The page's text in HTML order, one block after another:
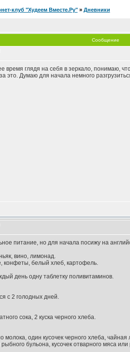
клуб "Худеем Вместе.Ру"» Дневники
Сообщение
время глядя на себя в зеркало, понимаю,
это. Думаю для начала немного
питание, но для начала посижу на
вино, лимонад.
конфеты, белый хлеб, картофель.
день одну таблетку поливитаминов.
с 2 голодных дней.
сока, 2 куска черного хлеба.
один кусочек черного хлеба,
бульона, кусочек отварного мяса